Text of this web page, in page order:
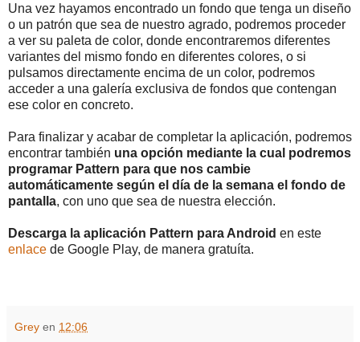
Una vez hayamos encontrado un fondo que tenga un diseño
o un patrón que sea de nuestro agrado, podremos proceder
a ver su paleta de color, donde encontraremos diferentes
variantes del mismo fondo en diferentes colores, o si
pulsamos directamente encima de un color, podremos
acceder a una galería exclusiva de fondos que contengan
ese color en concreto.
Para finalizar y acabar de completar la aplicación, podremos
encontrar también una opción mediante la cual podremos
programar Pattern para que nos cambie
automáticamente según el día de la semana el fondo de
pantalla, con uno que sea de nuestra elección.
Descarga la aplicación Pattern para Android en este
enlace de Google Play, de manera gratuíta.
Grey en 12:06